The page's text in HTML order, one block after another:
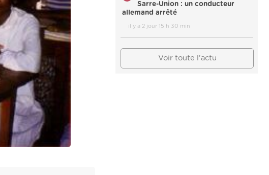
Sarre-Union : un conducteur
allemand arrêté
il y a 2 jour 15 h 30 min
Voir toute l'actu